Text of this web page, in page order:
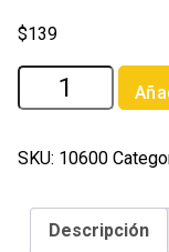
$139
Azadon
Lane
de
lb
SKU: 10600
Descripción